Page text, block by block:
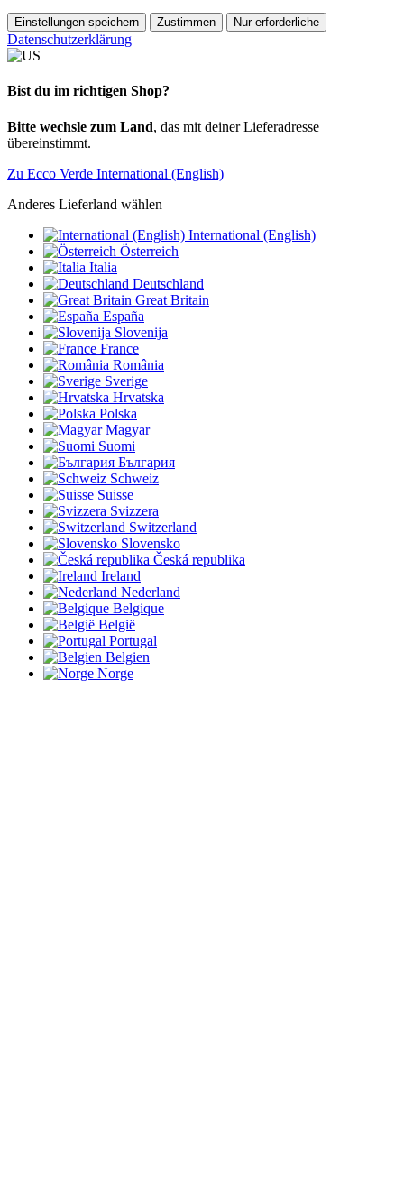
Einstellungen speichern Zustimmen Nur erforderliche
Datenschutzerklärung
Bist du im richtigen Shop?
Bitte wechsle zum Land, das mit deiner Lieferadresse
übereinstimmt.
Zu Ecco Verde International (English)
Anderes Lieferland wählen
International (English)
Österreich
Italia
Deutschland
Great Britain
España
Slovenija
France
România
Sverige
Hrvatska
Polska
Magyar
Suomi
България
Schweiz
Suisse
Svizzera
Switzerland
Slovensko
Česká republika
Ireland
Nederland
Belgique
België
Portugal
Belgien
Norge